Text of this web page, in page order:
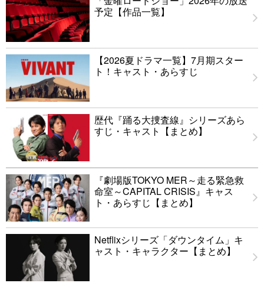
予定【作品一覧】
【2026夏ドラマ一覧】7月期スター
ト！キャスト・あらすじ
歴代『踊る大捜査線』シリーズあら
すじ・キャスト【まとめ】
『劇場版TOKYO MER～走る緊急救
命室～CAPITAL CRISIS』キャス
ト・あらすじ【まとめ】
Netflixシリーズ「ダウンタイム」キ
ャスト・キャラクター【まとめ】